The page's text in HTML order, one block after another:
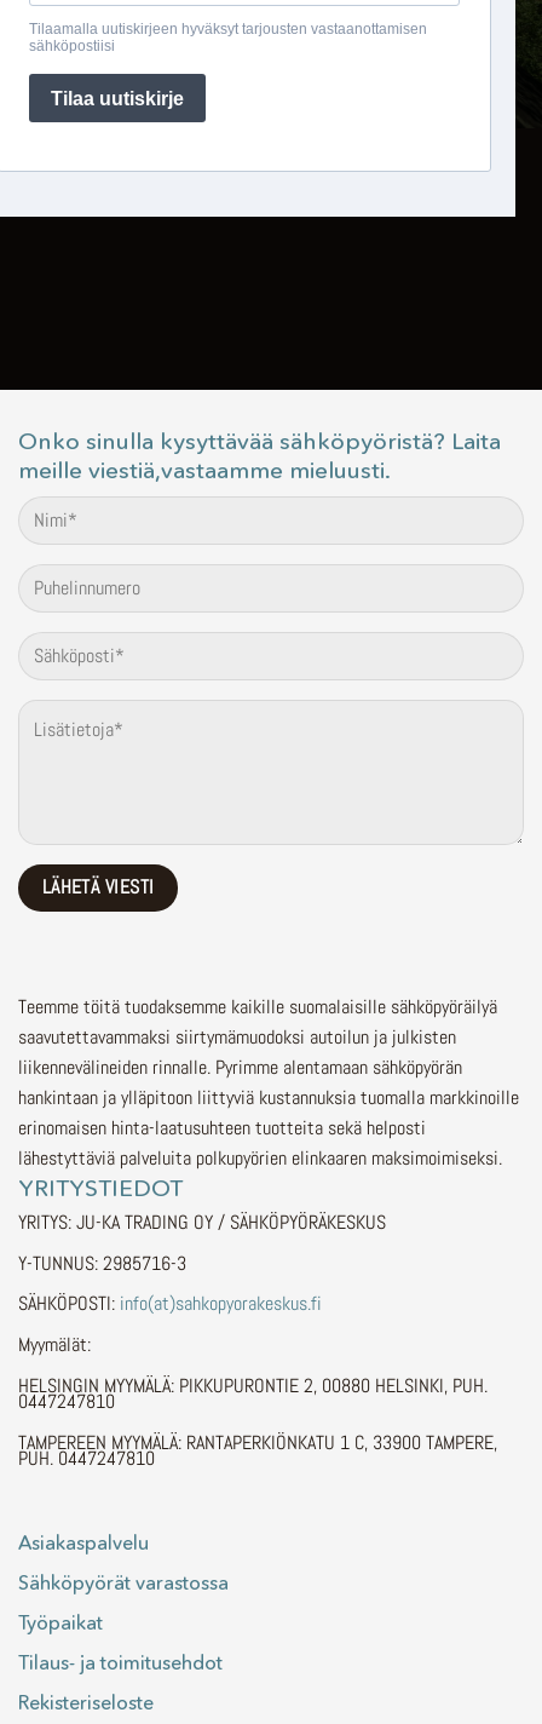
Onko sinulla kysyttävää sähköpyöristä? Laita
meille viestiä,vastaamme mieluusti.
Teemme töitä tuodaksemme kaikille suomalaisille sähköpyöräilyä
saavutettavammaksi siirtymämuodoksi autoilun ja julkisten
liikennevälineiden rinnalle. Pyrimme alentamaan sähköpyörän
hankintaan ja ylläpitoon liittyviä kustannuksia tuomalla markkinoille
erinomaisen hinta-laatusuhteen tuotteita sekä helposti
lähestyttäviä palveluita polkupyörien elinkaaren maksimoimiseksi.
YRITYSTIEDOT
YRITYS: JU-KA TRADING OY / SÄHKÖPYÖRÄKESKUS
Y-TUNNUS: 2985716-3
SÄHKÖPOSTI: info(at)sahkopyorakeskus.fi
Myymälät:
HELSINGIN MYYMÄLÄ: PIKKUPURONTIE 2, 00880 HELSINKI, PUH.
0447247810
TAMPEREEN MYYMÄLÄ: RANTAPERKIÖNKATU 1 C, 33900 TAMPERE,
PUH. 0447247810
Asiakaspalvelu
Sähköpyörät varastossa
Työpaikat
Tilaus- ja toimitusehdot
Rekisteriseloste